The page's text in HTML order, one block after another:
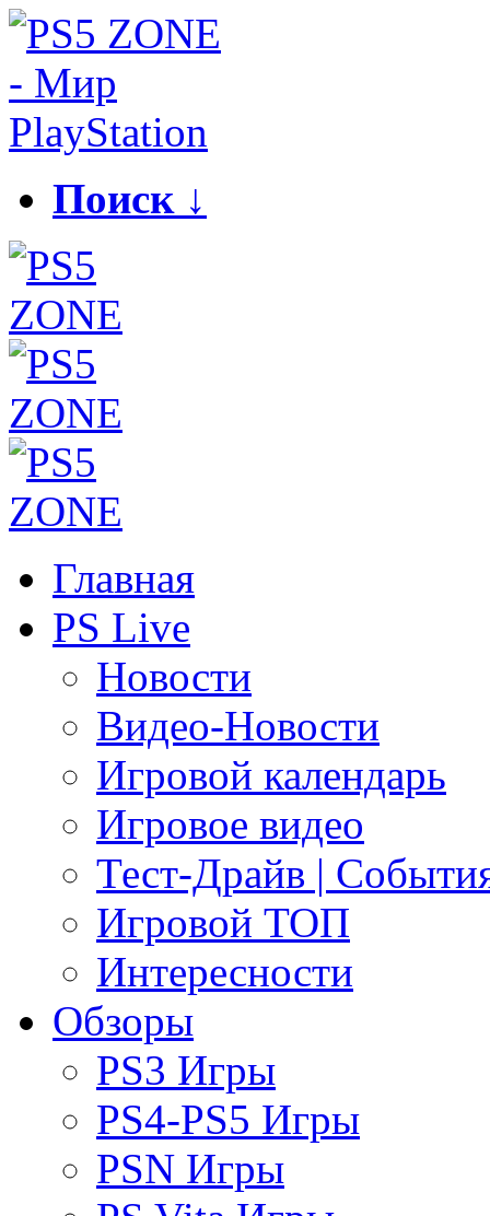
Поиск ↓
Главная
PS Live
Новости
Видео-Новости
Игровой календарь
Игровое видео
Тест-Драйв |
Игровой ТОП
Интересности
Обзоры
PS3 Игры
PS4-PS5 Игры
PSN Игры